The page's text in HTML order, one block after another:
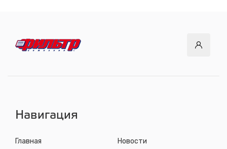
с 8.00 до 22.30, без выходных
Навигация
Главная
Новости